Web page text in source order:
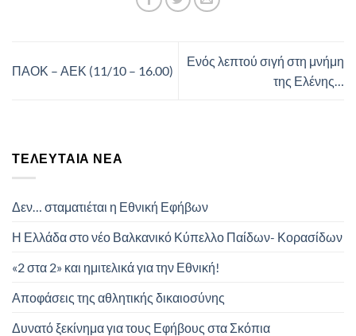
ΠΑΟΚ – ΑΕΚ (11/10 – 16.00)
Ενός λεπτού σιγή στη μνήμη
της Ελένης…
ΤΕΛΕΥΤΑΊΑ ΝΈΑ
Δεν… σταματιέται η Εθνική Εφήβων
Η Ελλάδα στο νέο Βαλκανικό Κύπελλο Παίδων- Κορασίδων
«2 στα 2» και ημιτελικά για την Εθνική!
Αποφάσεις της αθλητικής δικαιοσύνης
Δυνατό ξεκίνημα για τους Εφήβους στα Σκόπια